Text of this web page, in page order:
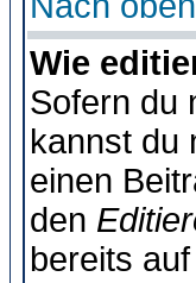
Wie
Sofern du
kannst du
einen
den
bereits